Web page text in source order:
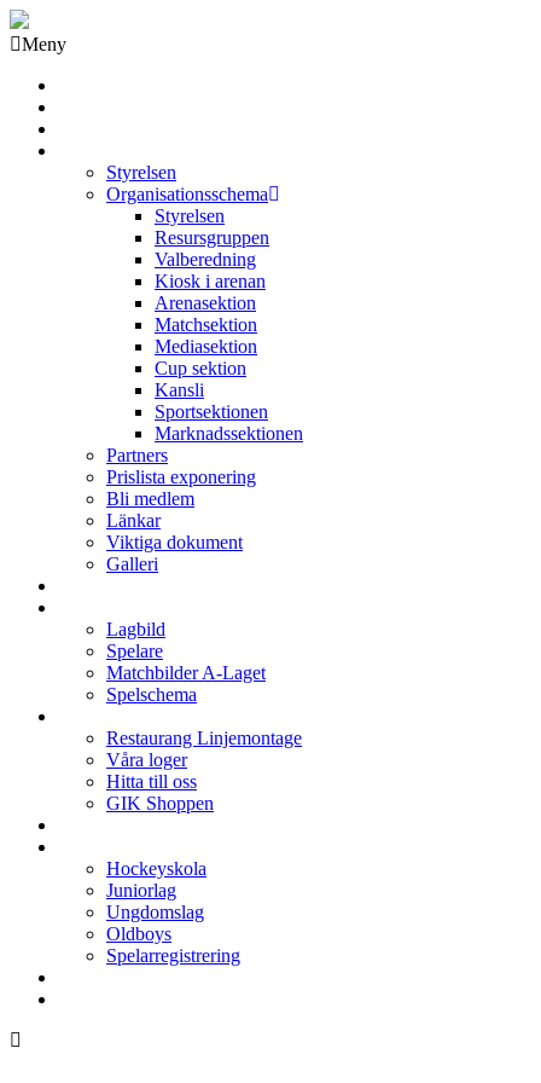
Meny
Styrelsen
Organisationsschema
Styrelsen
Resursgruppen
Valberedning
Kiosk i arenan
Arenasektion
Matchsektion
Mediasektion
Cup sektion
Kansli
Sportsektionen
Marknadssektionen
Partners
Prislista exponering
Bli medlem
Länkar
Viktiga dokument
Galleri
Lagbild
Spelare
Matchbilder A-Laget
Spelschema
Restaurang Linjemontage
Våra loger
Hitta till oss
GIK Shoppen
Hockeyskola
Juniorlag
Ungdomslag
Oldboys
Spelarregistrering